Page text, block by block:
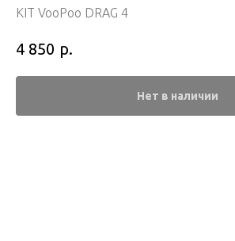
KIT VooPoo DRAG 4
4 850 р.
Нет в наличии